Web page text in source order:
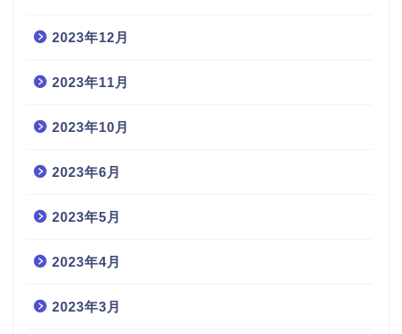
2023年12月
2023年11月
2023年10月
2023年6月
2023年5月
2023年4月
2023年3月